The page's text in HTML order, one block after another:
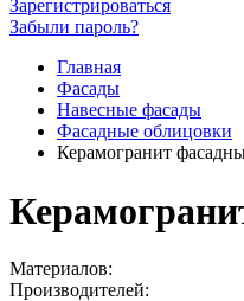
Зарегистрироваться
Забыли пароль?
Главная
Фасады
Навесные фасады
Фасадные облицовки
Керамогранит
Материалов:
Производителей: